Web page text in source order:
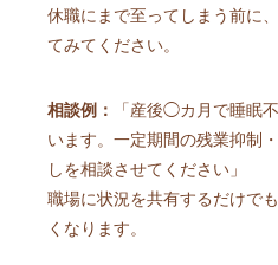
休職にまで至ってしまう前に
てみてください。
相談例：
「産後◯カ月で睡眠
います。一定期間の残業抑制
しを相談させてください」
職場に状況を共有するだけで
くなります。